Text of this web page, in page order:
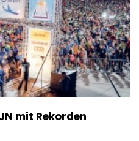
mit Rekorden